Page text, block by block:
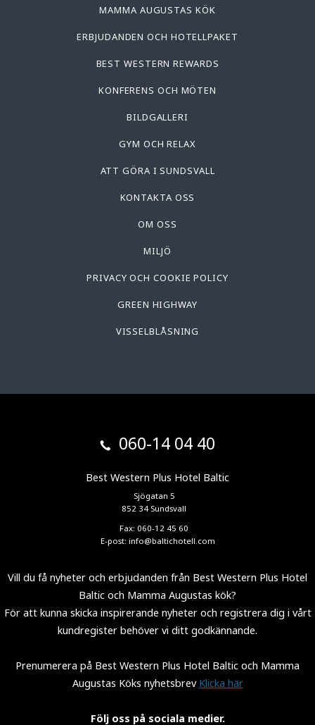
MAMMA AUGUSTAS KÖK
ERBJUDANDEN OCH HOTELLPAKET
BEST WESTERN REWARDS
KONFERENS OCH MÖTEN
BILDGALLERI
GYM OCH RELAX
ATT GÖRA I SUNDSVALL
KONTAKTA OSS
OM OSS
MILJÖ
PRIVACY OCH COOKIE POLICY
GREEN HIGHWAY
VISSELBLÅSNING
060-14 04 40
Best Western Plus Hotel Baltic
Sjögatan 5
852 34 Sundsvall
Fax: 060-12 45 60
E-post: info@baltichotell.com
Vill du få nyheter och erbjudanden från Best Western Plus Hotel
Baltic och Mamma Augustas kök?
För att kunna skicka inspirerande nyheter och registrera dig i vårt
kundregister behöver vi ditt godkännande.
Prenumerera på Best Western Plus Hotel Baltic och Mamma
Augustas Köks nyhetsbrev Klicka här
Följ oss på sociala medier.